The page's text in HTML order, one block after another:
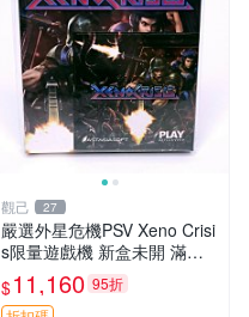
觀己 27
嚴選外星危機PSV Xeno Crisi
s限量遊戲機 新盒未開 滿意
保證 Xeno Crisis PSV 限量版
電玩新機 測試合格品
$11,160 95折